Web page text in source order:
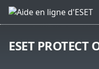
ESET PROTECT